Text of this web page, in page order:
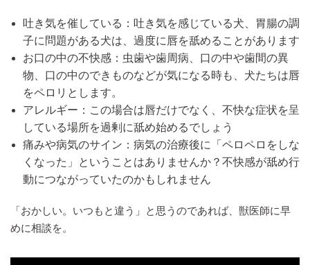
吐き気を催している：吐き気を感じている犬、胃腸の調
子に問題がある犬は、過度に唇を舐めることがあります
お口の中の不快感：虫歯や歯周病、口の中や歯間の異
物、口の中のできものなどが気になる時も、犬たちは唇
をペロリとします。
アレルギー：この場合は唇だけでなく、不快な症状を呈
している場所を過剰に舐め始めるでしょう
痛みや病気のサイン：病気の治療後に「ペロペロをしな
くなった」ということはありませんか？不快感が舐め行
動につながっていたのかもしれません
「おかしい。いつもと違う」と思うのであれば、獣医師に早
めに相談を。